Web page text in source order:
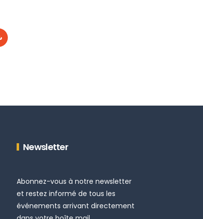
Newsletter
Abonnez-vous à notre newsletter
et restez informé de tous les
événements arrivant directement